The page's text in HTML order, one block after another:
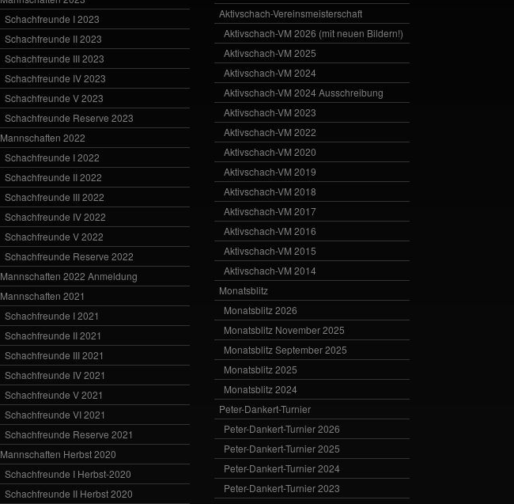
Schachfreunde I 2023
Schachfreunde II 2023
Schachfreunde III 2023
Schachfreunde IV 2023
Schachfreunde V 2023
Schachfreunde Reserve 2023
Mannschaften 2022
Schachfreunde I 2022
Schachfreunde II 2022
Schachfreunde III 2022
Schachfreunde IV 2022
Schachfreunde V 2022
Schachfreunde Reserve 2022
Mannschaften 2022 Anmeldung
Mannschaften 2021
Schachfreunde I 2021
Schachfreunde II 2021
Schachfreunde III 2021
Schachfreunde IV 2021
Schachfreunde V 2021
Schachfreunde VI 2021
Schachfreunde Reserve 2021
Mannschaften Herbst 2020
Schachfreunde I Herbst-2020
Schachfreunde II Herbst 2020
Aktivschach-Vereinsmeisterschaft
Aktivschach-VM 2026 (mit neuen Bildern!)
Aktivschach-VM 2025
Aktivschach-VM 2024
Aktivschach-VM 2024 Ausschreibung
Aktivschach-VM 2023
Aktivschach-VM 2022
Aktivschach-VM 2020
Aktivschach-VM 2019
Aktivschach-VM 2018
Aktivschach-VM 2017
Aktivschach-VM 2016
Aktivschach-VM 2015
Aktivschach-VM 2014
Monatsblitz
Monatsblitz 2026
Monatsblitz November 2025
Monatsblitz September 2025
Monatsblitz 2025
Monatsblitz 2024
Peter-Dankert-Turnier
Peter-Dankert-Turnier 2026
Peter-Dankert-Turnier 2025
Peter-Dankert-Turnier 2024
Peter-Dankert-Turnier 2023